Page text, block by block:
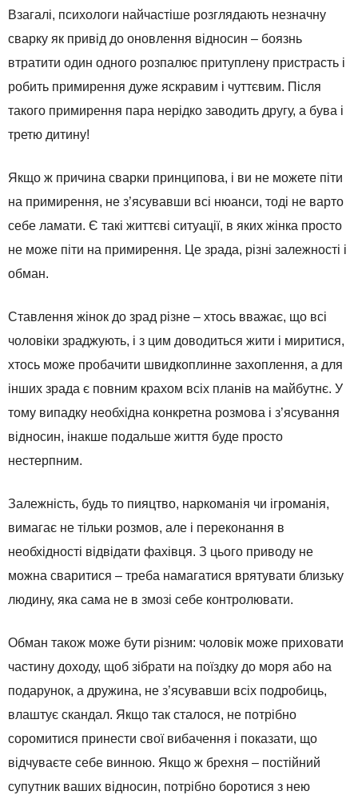
Взагалі, психологи найчастіше розглядають незначну
сварку як привід до оновлення відносин – боязнь
втратити один одного розпалює притуплену пристрасть і
робить примирення дуже яскравим і чуттєвим. Після
такого примирення пара нерідко заводить другу, а бува і
третю дитину!
Якщо ж причина сварки принципова, і ви не можете піти
на примирення, не з’ясувавши всі нюанси, тоді не варто
себе ламати. Є такі життєві ситуації, в яких жінка просто
не може піти на примирення. Це зрада, різні залежності і
обман.
Ставлення жінок до зрад різне – хтось вважає, що всі
чоловіки зраджують, і з цим доводиться жити і миритися,
хтось може пробачити швидкоплинне захоплення, а для
інших зрада є повним крахом всіх планів на майбутнє. У
тому випадку необхідна конкретна розмова і з’ясування
відносин, інакше подальше життя буде просто
нестерпним.
Залежність, будь то пияцтво, наркоманія чи ігроманія,
вимагає не тільки розмов, але і переконання в
необхідності відвідати фахівця. З цього приводу не
можна сваритися – треба намагатися врятувати близьку
людину, яка сама не в змозі себе контролювати.
Обман також може бути різним: чоловік може приховати
частину доходу, щоб зібрати на поїздку до моря або на
подарунок, а дружина, не з’ясувавши всіх подробиць,
влаштує скандал. Якщо так сталося, не потрібно
соромитися принести свої вибачення і показати, що
відчуваєте себе винною. Якщо ж брехня – постійний
супутник ваших відносин, потрібно боротися з нею